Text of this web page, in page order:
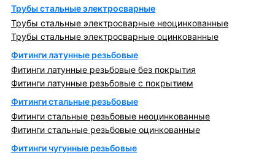
Трубы стальные электросварные
Трубы стальные электросварные неоцинкованные
Трубы стальные электросварные оцинкованные
Фитинги латунные резьбовые
Фитинги латунные резьбовые без покрытия
Фитинги латунные резьбовые с покрытием
Фитинги стальные резьбовые
Фитинги стальные резьбовые неоцинкованные
Фитинги стальные резьбовые оцинкованные
Фитинги чугунные резьбовые